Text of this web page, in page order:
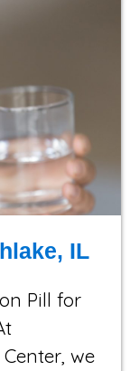
IL
Pill for
we